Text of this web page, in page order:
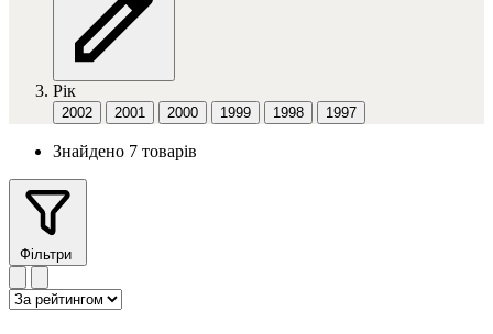
Рік
2002 2001 2000 1999 1998 1997
Знайдено 7 товарів
Фільтри